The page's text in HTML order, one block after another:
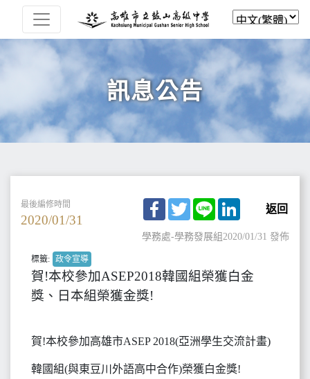
訊息公告
最後編修時間
2020/01/31
Facebook
TwitterLine LinkedIn
返回
學務處-學務發展組2020/01/31 發佈
標籤: 政令宣導
賀!本校參加ASEP2018韓國組榮獲白金
獎、日本組榮獲金獎!
賀!本校參加高雄市ASEP 2018(亞洲學生交流計畫)
韓國組(與東豆川外語高中合作)榮獲白金獎!